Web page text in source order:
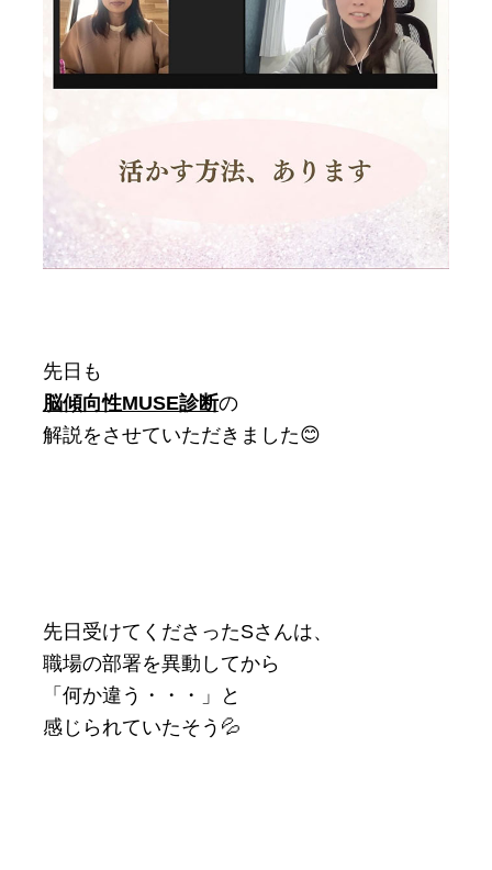
先日も
脳傾向性MUSE診断の
解説をさせていただきました😊
先日受けてくださったSさんは、
職場の部署を異動してから
「何か違う・・・」と
感じられていたそう💦